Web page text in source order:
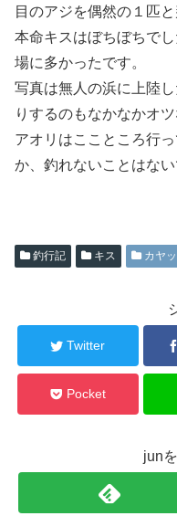
目のアジを偶然の１匹
本命キスはぼちぼちで
場に多かったです。
写真は無人の浜に上陸
りするのもなかなかオツ
アオリはここところ行
か、釣れないことはな
釣行記 キス カヤ
Twitter
Pocket
jun